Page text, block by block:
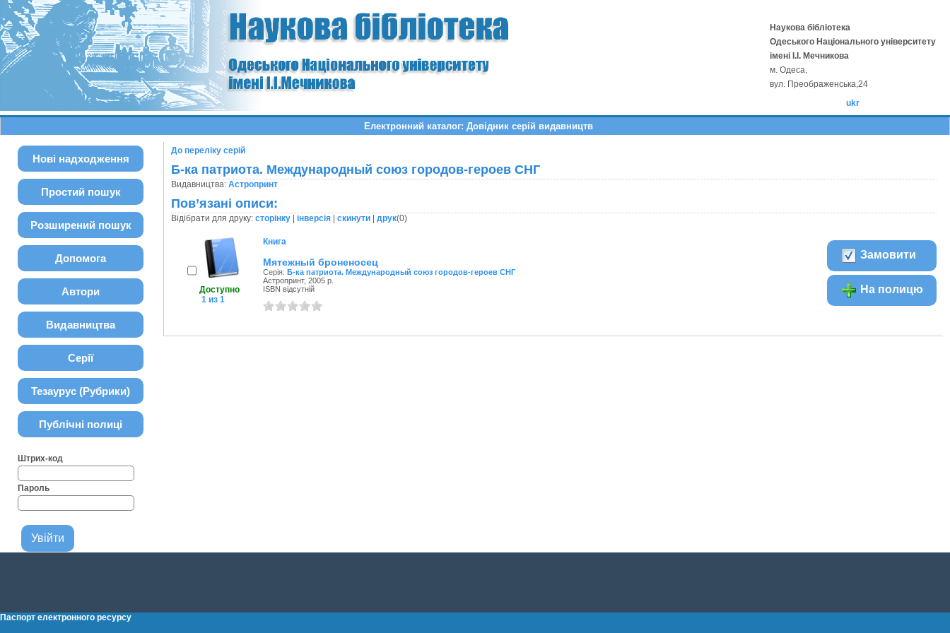
Наукова бібліотека
Одеського Національного університету
імені І.І. Мечникова
м. Одеса,
вул. Преображенська,24
ukr
Електронний каталог: Довідник серій видавництв
Нові надходження
Простий пошук
Розширений пошук
Допомога
Автори
Видавництва
Серії
Тезаурус (Рубрики)
Публічні полиці
Штрих-код
Пароль
До переліку серій
Б-ка патриота. Международный союз городов-героев СНГ
Видавництва: Астропринт
Пов’язані описи:
Відібрати для друку: сторінку| інверсія| скинути| друк(0)
Доступно
1 из 1
Книга
Мятежный броненосец
Серія: Б-ка патриота. Международный союз городов-героев СНГ
Астропринт, 2005 р.
ISBN відсутній
Замовити
На полицю
Паспорт електронного ресурсу